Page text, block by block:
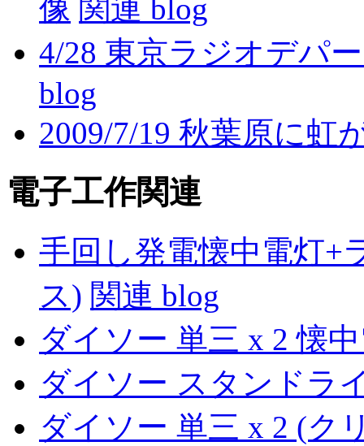
像 関連 blog
4/28 東京ラジオデパ
blog
2009/7/19 秋葉原に虹
電子工作関連
手回し発電懐中電灯+
ス) 関連 blog
ダイソー 単三 x 2 懐
ダイソー スタンドラ
ダイソー 単三 x 2 (ク